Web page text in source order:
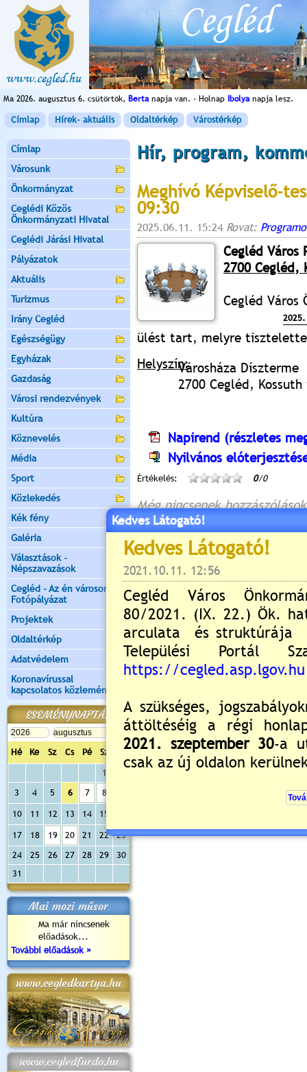
Ma 2026. augusztus 6. csütörtök, Bertanapja van. - Holnap Ibolyanapja lesz.
Címlap Hírek- aktuális Oldaltérkép Várostérkép
Címlap
Városunk
Önkormányzat
Ceglédi Közös
Önkormányzati Hivatal
Ceglédi Járási Hivatal
Pályázatok
Aktuális
Turizmus
Irány Cegléd
Egészségügy
Egyházak
Gazdaság
Városi rendezvények
Kultúra
Köznevelés
Média
Sport
Közlekedés
Kék fény
Galéria
Választások -
Népszavazások
Cegléd - Az én városom -
Fotópályázat
Projektek
Oldaltérkép
Adatvédelem
Koronavírussal
kapcsolatos közlemények
ESEMÉNYNAPTÁR
Hé Ke Sz Cs Pé Sz
Va
1
3
4 5 6 7 8
10 11 12 13 14 15
17 18 19 20 21 22
23
24
25 26 27 28 29
30
31
Mai mozi műsor
Ma már nincsenek
előadások...
További előadások »
www.cegledkartya.hu
www.cegledfurdo.hu
Hír, program,
Meghívó Képviselő-
09:30
2025.06.11. 15:24 Rovat:
Cegléd Város
2700 Cegléd,
Cegléd Város
ülést tart, melyre
Helyszín:Városháza Díszterme
2700 Cegléd,
Napirend (részletes
Nyilvános
Értékelés: 0/0
Még nincsenek hozzászólások
Új hozzászólás:
Kérjük jelentkezzen be,
Kedves Látogató!